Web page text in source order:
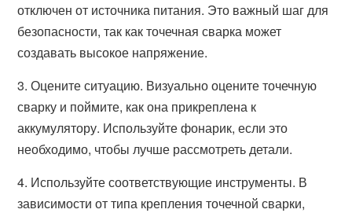
отключен от источника питания. Это важный шаг для
безопасности, так как точечная сварка может
создавать высокое напряжение.
3. Оцените ситуацию. Визуально оцените точечную
сварку и поймите, как она прикреплена к
аккумулятору. Используйте фонарик, если это
необходимо, чтобы лучше рассмотреть детали.
4. Используйте соответствующие инструменты. В
зависимости от типа крепления точечной сварки,